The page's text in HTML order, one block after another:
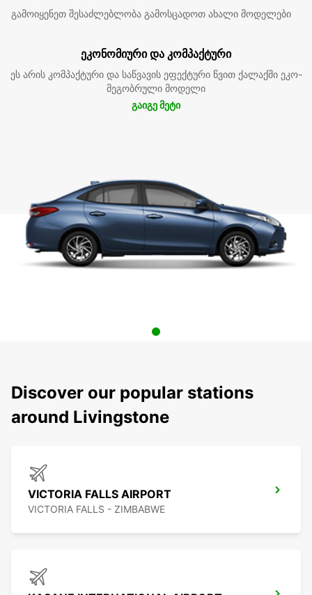
გამოიყენეთ შესაძლებლობა გამოსცადოთ ახალი მოდელები
ეკონომიური და კომპაქტური
ეს არის კომპაქტური და საწვავის ეფექტური წვით ქალაქში ეკო-
მეგობრული მოდელი
გაიგე მეტი
Discover our popular stations
around Livingstone
VICTORIA FALLS AIRPORT
VICTORIA FALLS - ZIMBABWE